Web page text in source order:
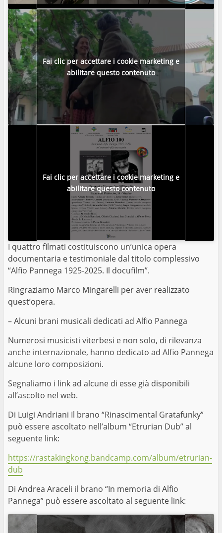
Fai clic per accettare i cookie marketing e
abilitare questo contenuto
Fai clic per accettare i cookie marketing e
abilitare questo contenuto
I quattro filmati costituiscono un’unica opera
documentaria e testimoniale dal titolo complessivo
“Alfio Pannega 1925-2025. Il docufilm”.
Ringraziamo Marco Mingarelli per aver realizzato
quest’opera.
– Alcuni brani musicali dedicati ad Alfio Pannega
Numerosi musicisti viterbesi e non solo, di rilevanza
anche internazionale, hanno dedicato ad Alfio Pannega
alcune loro composizioni.
Segnaliamo i link ad alcune di esse già disponibili
all’ascolto nel web.
Di Luigi Andriani Il brano “Rinascimental Gratafunky”
può essere ascoltato nell’album “Etrurian Dub” al
seguente link:
https://rastakingkong.bandcamp.com/album/etrurian-
dub
Di Andrea Araceli il brano “In memoria di Alfio
Pannega” può essere ascoltato al seguente link: